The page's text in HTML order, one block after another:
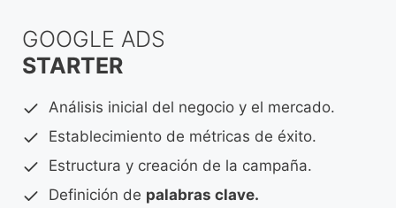
GOOGLE ADS
STARTER
Análisis inicial del negocio y el mercado.
Establecimiento de métricas de éxito.
Estructura y creación de la campaña.
Definición de palabras clave.